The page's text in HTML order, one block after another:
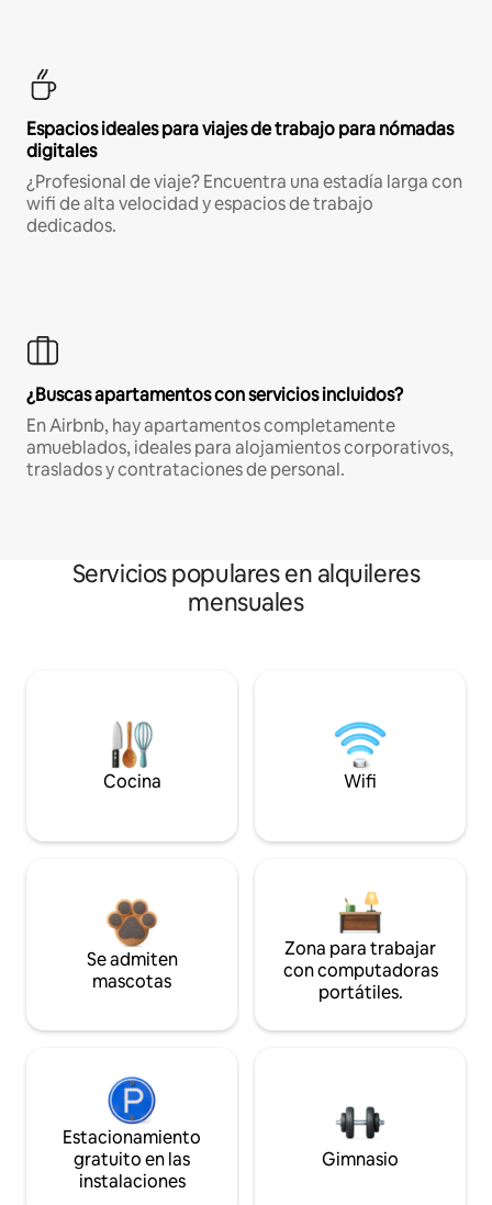
Espacios ideales para viajes de trabajo para nómadas
digitales
¿Profesional de viaje? Encuentra una estadía larga con
wifi de alta velocidad y espacios de trabajo
dedicados.
¿Buscas apartamentos con servicios incluidos?
En Airbnb, hay apartamentos completamente
amueblados, ideales para alojamientos corporativos,
traslados y contrataciones de personal.
Servicios populares en alquileres
mensuales
Cocina Wifi
Se admiten
mascotas
Zona para trabajar
con computadoras
portátiles.
Estacionamiento
gratuito en las
instalaciones
Gimnasio